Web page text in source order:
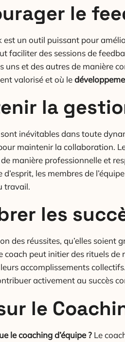
le
est un outil puissant pour
faciliter des sessions de
uns et des autres de manière
valorisé et où le
la
inévitables dans toute
maintenir la collaboration.
manière professionnelle et
d’esprit, les membres de
travail.
les
des réussites, qu’elles soient
coach peut initier des rituels
accomplissements
activement au succès
le
le coaching d’équipe ? Le